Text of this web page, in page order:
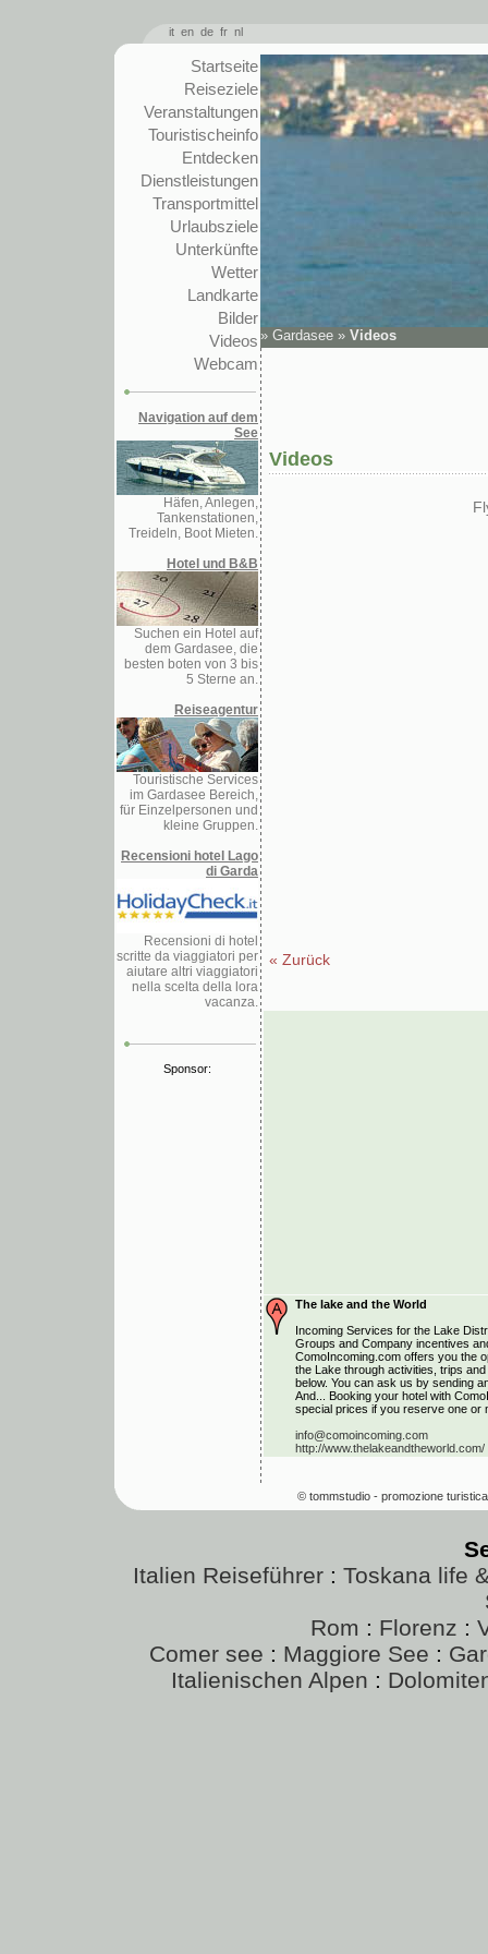
it en de fr nl
Startseite
Reiseziele
Veranstaltungen
Touristischeinfo
Entdecken
Dienstleistungen
Transportmittel
Urlaubsziele
Unterkünfte
Wetter
Landkarte
Bilder
Videos
Webcam
Navigation auf dem
See
Häfen, Anlegen,
Tankenstationen,
Treideln, Boot Mieten.
Hotel und B&B
Suchen ein Hotel auf
dem Gardasee, die
besten boten von 3 bis
5 Sterne an.
Reiseagentur
Touristische Services
im Gardasee Bereich,
für Einzelpersonen und
kleine Gruppen.
Recensioni hotel Lago
di Garda
Recensioni di hotel
scritte da viaggiatori per
aiutare altri viaggiatori
nella scelta della lora
vacanza.
Sponsor:
» Gardasee » Videos
Videos
« Zurück
The lake and the World
Incoming Services for the Lake
Groups and Company incentives
ComoIncoming.com offers you the
the Lake through activities, trips
below. You can ask us by sending
And... Booking your hotel with
special prices if you reserve one or
info@comoincoming.com
http://www.thelakeandtheworld.com/
© tommstudio - promozione
Italien Reiseführer: Toskana life
Rom : Florenz :
Comer see : Maggiore See :
Italienischen Alpen :